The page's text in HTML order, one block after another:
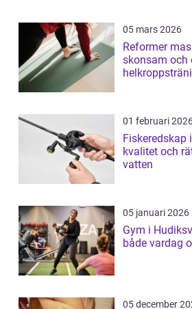
05 mars 2026
Reformer
skonsam och
01 februari
Fiskeredskap i
kvalitet och
vatten
05 januari 2026
Gym i
både vardag
05 december